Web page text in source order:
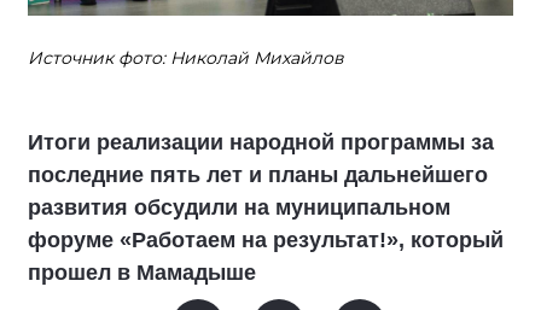
Источник фото: Николай Михайлов
Итоги реализации народной программы за
последние пять лет и планы дальнейшего
развития обсудили на муниципальном
форуме «Работаем на результат!», который
прошел в Мамадыше